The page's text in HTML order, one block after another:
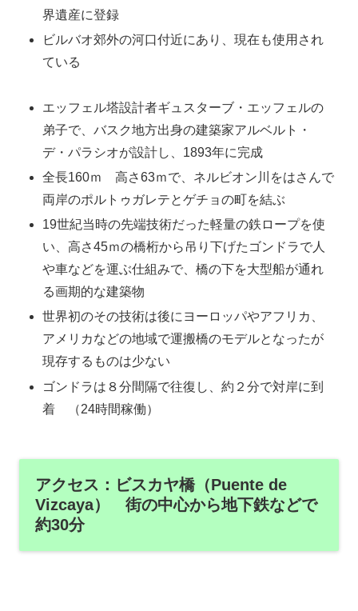
界遺産に登録
ビルバオ郊外の河口付近にあり、現在も使用され
ている
エッフェル塔設計者ギュスターブ・エッフェルの
弟子で、バスク地方出身の建築家アルベルト・
デ・パラシオが設計し、1893年に完成
全長160ｍ 高さ63ｍで、ネルビオン川をはさんで
両岸のポルトゥガレテとゲチョの町を結ぶ
19世紀当時の先端技術だった軽量の鉄ロープを使
い、高さ45ｍの橋桁から吊り下げたゴンドラで人
や車などを運ぶ仕組みで、橋の下を大型船が通れ
る画期的な建築物
世界初のその技術は後にヨーロッパやアフリカ、
アメリカなどの地域で運搬橋のモデルとなったが
現存するものは少ない
ゴンドラは８分間隔で往復し、約２分で対岸に到
着 （24時間稼働）
アクセス：ビスカヤ橋（Puente de
Vizcaya） 街の中心から地下鉄などで
約30分